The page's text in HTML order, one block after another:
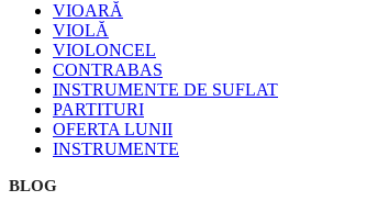
VIOARĂ
VIOLĂ
VIOLONCEL
CONTRABAS
INSTRUMENTE DE SUFLAT
PARTITURI
OFERTA LUNII
INSTRUMENTE
BLOG